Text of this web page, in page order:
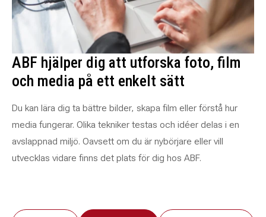
ABF hjälper dig att utforska foto, film
och media på ett enkelt sätt
Du kan lära dig ta bättre bilder, skapa film eller förstå hur
media fungerar. Olika tekniker testas och idéer delas i en
avslappnad miljö. Oavsett om du är nybörjare eller vill
utvecklas vidare finns det plats för dig hos ABF.